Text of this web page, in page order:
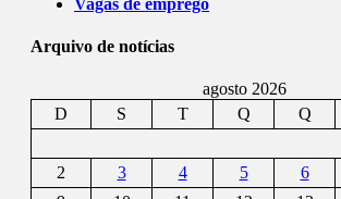
Vagas de emprego
Arquivo de notícias
agosto 2026
D
S T Q Q
2
3 4 5 6